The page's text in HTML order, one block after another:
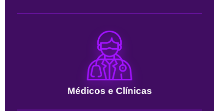
Médicos e Clínicas